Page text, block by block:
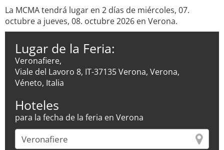
La MCMA tendrá lugar en 2 días de miércoles, 07.
octubre a jueves, 08. octubre 2026 en Verona.
Lugar de la Feria:
Veronafiere,
Viale del Lavoro 8, IT-37135 Verona, Verona,
Véneto, Italia
Hoteles
para la fecha de la feria en Verona